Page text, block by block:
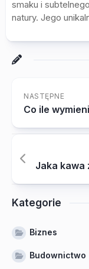
smaku i
natury. Jego
NASTĘPNE
Co ile
Jaka kawa
Kategorie
Biznes
Budownictwo